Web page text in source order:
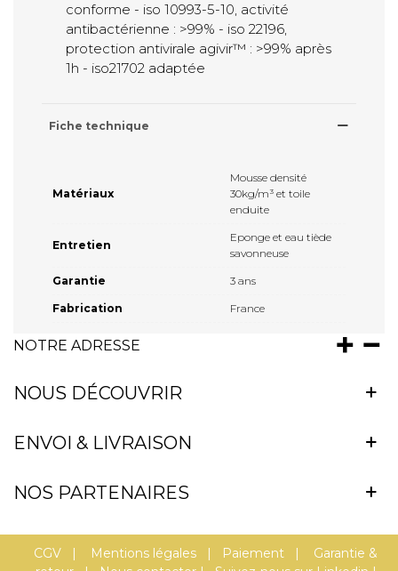
conforme - iso 10993-5-10, activité
antibactérienne : >99% - iso 22196,
protection antivirale agivir™ : >99% après
1h - iso21702 adaptée
Fiche technique
Matériaux
Mousse densité
30kg/m³ et toile
enduite
Entretien
Eponge et eau tiède
savonneuse
Garantie 3 ans
Fabrication France
NOTRE ADRESSE
NOUS DÉCOUVRIR
ENVOI & LIVRAISON
NOS PARTENAIRES
CGV | Mentions légales | Paiement |
Garantie &